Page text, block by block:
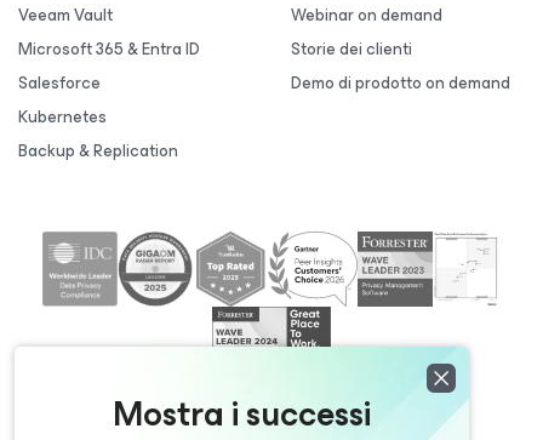
Mostra i successi
Veeam Vault
Microsoft 365 & Entra ID
Salesforce
Kubernetes
Backup & Replication
Webinar on demand
Storie dei clienti
Demo di prodotto on demand